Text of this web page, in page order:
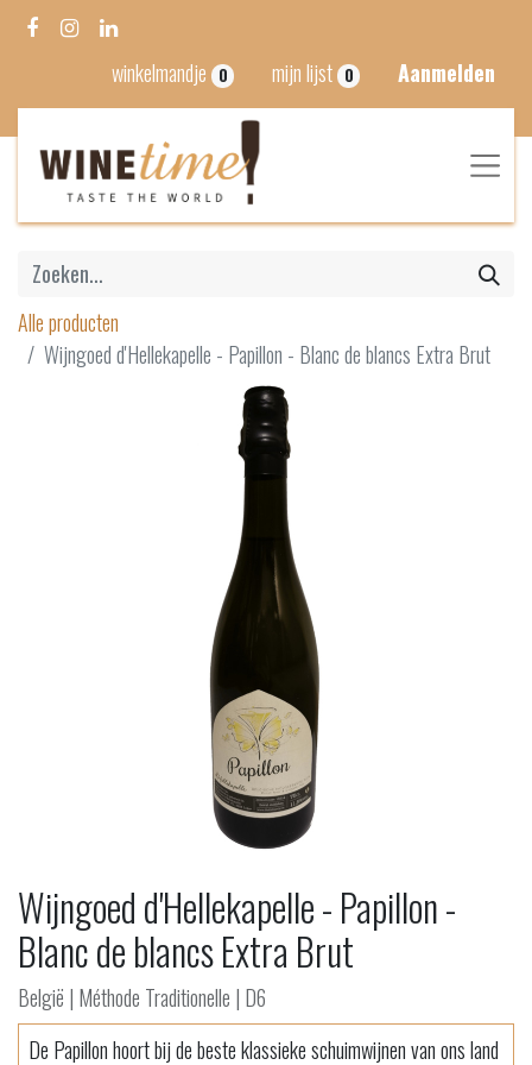
winkelmandje 0 mijn lijst 0 Aanmelden
Alle producten
Wijngoed d'Hellekapelle - Papillon - Blanc de blancs Extra Brut ​
Wijngoed d'Hellekapelle - Papillon -
Blanc de blancs Extra Brut ​
België | Méthode Traditionelle | D6
De Papillon hoort bij de beste klassieke schuimwijnen van ons land